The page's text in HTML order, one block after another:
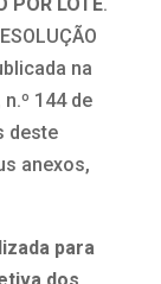
na
144 de
deste
anexos,
para